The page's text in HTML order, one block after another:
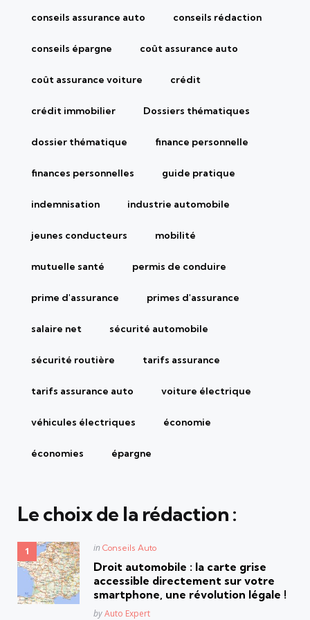
conseils assurance auto conseils rédaction
conseils épargne coût assurance auto
coût assurance voiture crédit
crédit immobilier Dossiers thématiques
dossier thématique finance personnelle
finances personnelles guide pratique
indemnisation industrie automobile
jeunes conducteurs mobilité
mutuelle santé permis de conduire
prime d'assurance primes d'assurance
salaire net sécurité automobile
sécurité routière tarifs assurance
tarifs assurance auto voiture électrique
véhicules électriques économie
économies épargne
Le choix de la rédaction :
Posted
in Conseils Auto
Droit automobile : la carte grise
accessible directement sur votre
smartphone, une révolution légale !
Posted
byAuto Expert